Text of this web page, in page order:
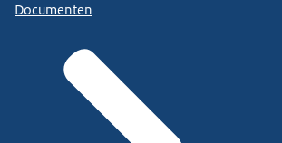
Documenten